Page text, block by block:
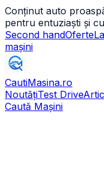
Conținut auto
pentru entuziaști și
Second handOferte
mașini
CautiMasina.ro
NoutățiTest Drive
Caută Mașini